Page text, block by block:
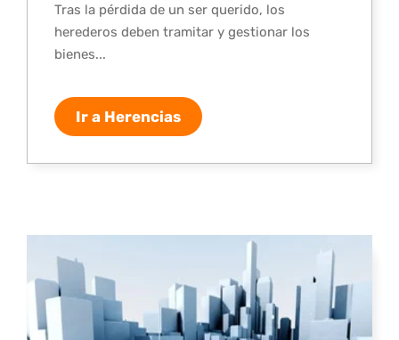
Tras la pérdida de un ser querido, los
herederos deben tramitar y gestionar los
bienes...
Ir a Herencias